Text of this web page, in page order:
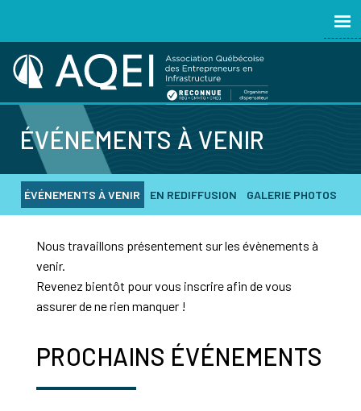
ÉVÉNEMENTS À VENIR
ÉVÉNEMENTS À VENIR EN REDIFFUSION GALERIE PHOTOS
Nous travaillons présentement sur les évènements à
venir.
Revenez bientôt pour vous inscrire afin de vous
assurer de ne rien manquer !
PROCHAINS ÉVÉNEMENTS